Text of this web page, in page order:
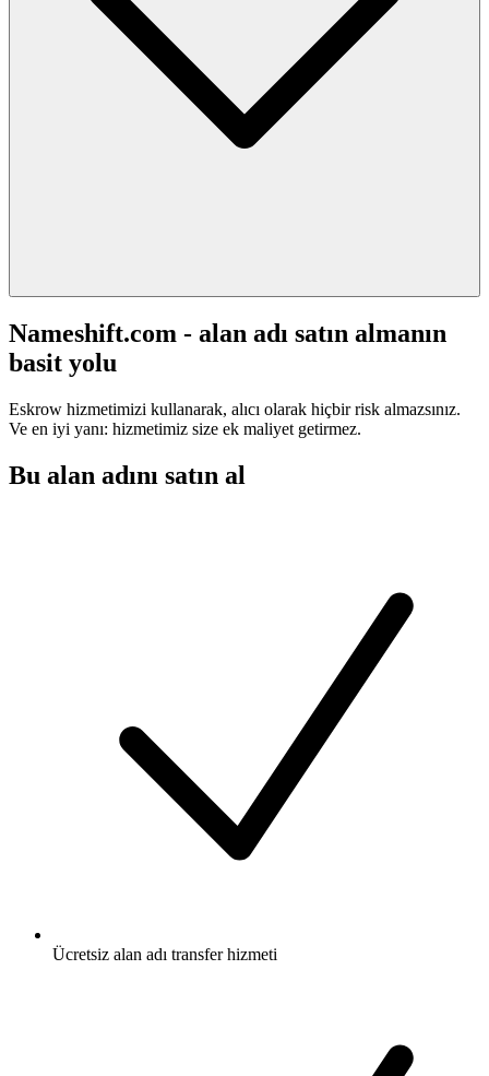
Nameshift.com - alan adı satın almanın
basit yolu
Eskrow hizmetimizi kullanarak, alıcı olarak hiçbir risk almazsınız.
Ve en iyi yanı: hizmetimiz size ek maliyet getirmez.
Bu alan adını satın al
Ücretsiz alan adı transfer hizmeti